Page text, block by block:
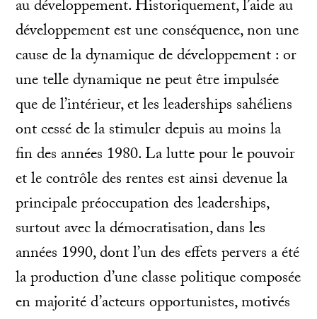
au développement. Historiquement, l’aide au
développement est une conséquence, non une
cause de la dynamique de développement : or
une telle dynamique ne peut être impulsée
que de l’intérieur, et les leaderships sahéliens
ont cessé de la stimuler depuis au moins la
fin des années 1980. La lutte pour le pouvoir
et le contrôle des rentes est ainsi devenue la
principale préoccupation des leaderships,
surtout avec la démocratisation, dans les
années 1990, dont l’un des effets pervers a été
la production d’une classe politique composée
en majorité d’acteurs opportunistes, motivés